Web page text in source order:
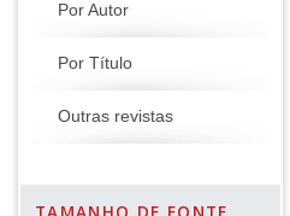
Por Autor
Por Título
Outras revistas